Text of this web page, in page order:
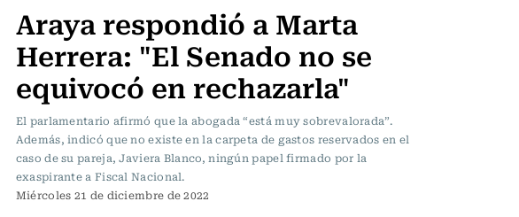
Araya respondió a Marta
Herrera: "El Senado no se
equivocó en rechazarla"
El parlamentario afirmó que la abogada “está muy sobrevalorada”.
Además, indicó que no existe en la carpeta de gastos reservados en el
caso de su pareja, Javiera Blanco, ningún papel firmado por la
exaspirante a Fiscal Nacional.
Miércoles 21 de diciembre de 2022